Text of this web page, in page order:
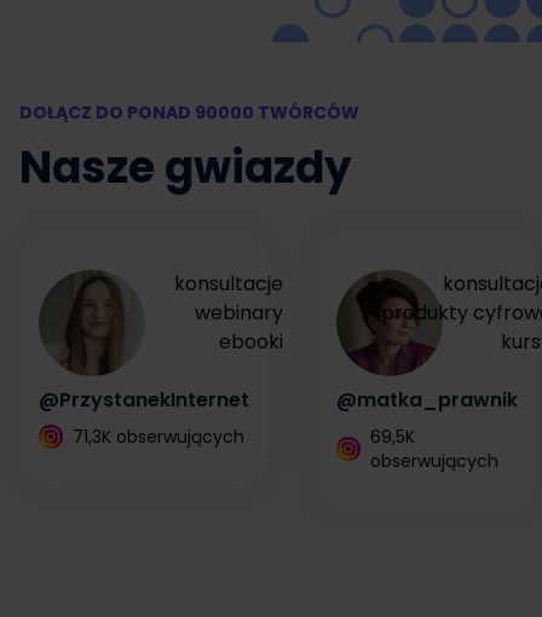
DOŁĄCZ DO PONAD 90000 TWÓRCÓW
Nasze gwiazdy
konsultacje
webinary
ebooki
@PrzystanekInternet
71,3K obserwujących
produkty
@matka_prawnik
69,5K
obserwujących